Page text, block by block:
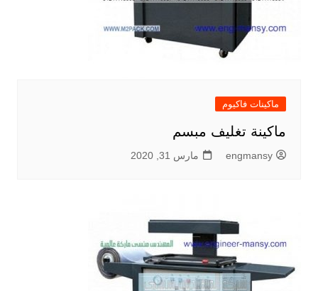
ماكينات فاكيوم
ماكينة تغليف مبسم
engmansy مارس 31, 2020